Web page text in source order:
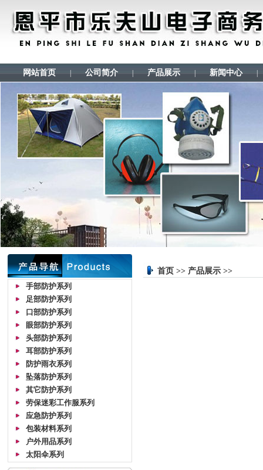
网站首页 公司简介| 产品展示 新闻中心
手部防护系列
足部防护系列
口部防护系列
眼部防护系列
头部防护系列
耳部防护系列
防护雨衣系列
坠落防护系列
其它防护系列
劳保迷彩工作服系列
应急防护系列
包装材料系列
户外用品系列
太阳伞系列
首页 >> 产品展示 >>